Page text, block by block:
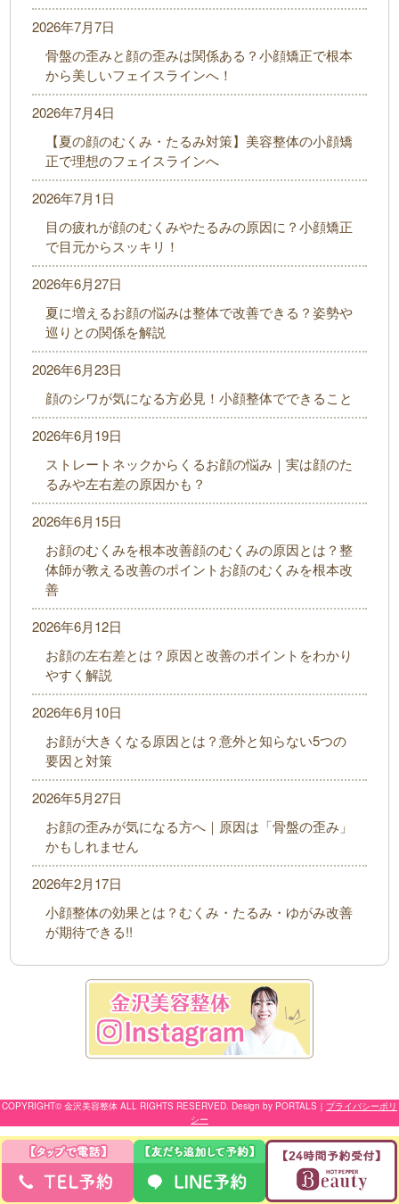
骨盤の歪みと顔の歪みは関係ある？小顔矯正で根本
から美しいフェイスラインへ！
2026年7月7日
【夏の顔のむくみ・たるみ対策】美容整体の小顔矯
正で理想のフェイスラインへ
2026年7月4日
目の疲れが顔のむくみやたるみの原因に？小顔矯正
で目元からスッキリ！
2026年7月1日
夏に増えるお顔の悩みは整体で改善できる？姿勢や
巡りとの関係を解説
2026年6月27日
顔のシワが気になる方必見！小顔整体でできること
2026年6月23日
ストレートネックからくるお顔の悩み｜実は顔のた
るみや左右差の原因かも？
2026年6月19日
お顔のむくみを根本改善顔のむくみの原因とは？整
体師が教える改善のポイントお顔のむくみを根本改
善
2026年6月15日
お顔の左右差とは？原因と改善のポイントをわかり
やすく解説
2026年6月12日
お顔が大きくなる原因とは？意外と知らない5つの
要因と対策
2026年6月10日
お顔の歪みが気になる方へ｜原因は「骨盤の歪み」
かもしれません
2026年5月27日
小顔整体の効果とは？むくみ・たるみ・ゆがみ改善
が期待できる!!
2026年2月17日
COPYRIGHT© 金沢美容整体 ALL RIGHTS RESERVED. Design by PORTALS ｜ プライバシーポリ
シー